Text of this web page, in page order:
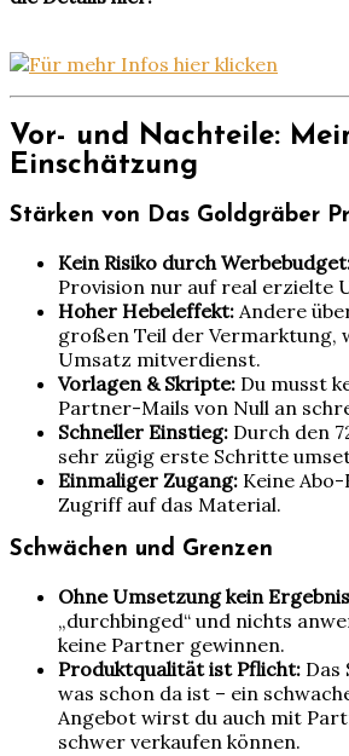
Vor- und Nachteile:
Einschätzung
Stärken von Das Goldgräber
Kein Risiko durch
Provision nur auf real erzielte
Hoher Hebeleffekt: Andere
großen Teil der Vermarktung,
Umsatz mitverdienst.
Vorlagen & Skripte: Du musst
Partner-Mails von Null an
Schneller Einstieg: Durch den
sehr zügig erste Schritte
Einmaliger Zugang: Keine
Zugriff auf das Material.
Schwächen und Grenzen
Ohne Umsetzung kein
„durchbinged“ und nichts
keine Partner gewinnen.
Produktqualität ist Pflicht: Das
was schon da ist – ein
Angebot wirst du auch mit
schwer verkaufen können.